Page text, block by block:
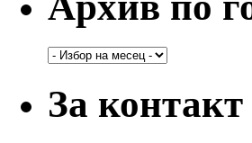
Архив
и
месеци
За